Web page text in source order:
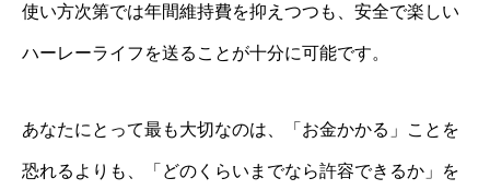
使い方次第では年間維持費を抑えつつも、安全で楽しい
ハーレーライフを送ることが十分に可能です。
あなたにとって最も大切なのは、「お金かかる」ことを
恐れるよりも、「どのくらいまでなら許容できるか」を